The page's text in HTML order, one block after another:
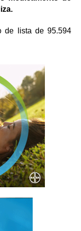
de lista de 95.594